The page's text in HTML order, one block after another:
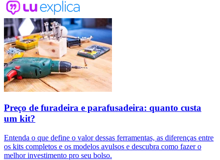
Preço de furadeira e parafusadeira: quanto custa
um kit?
Entenda o que define o valor dessas ferramentas, as diferenças entre
os kits completos e os modelos avulsos e descubra como fazer o
melhor investimento pro seu bolso.